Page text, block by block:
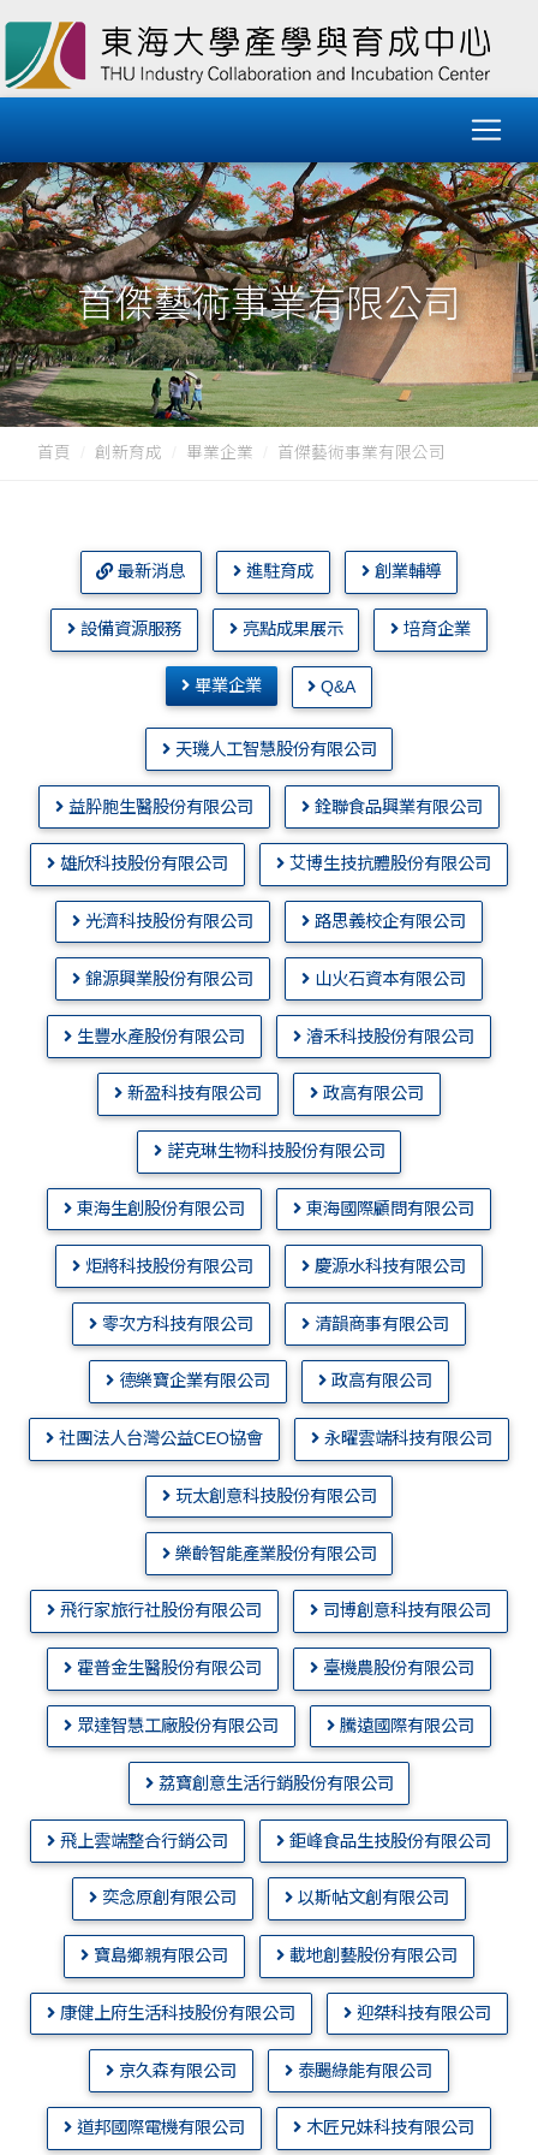
首傑藝術事業有限公司
首頁 創新育成 畢業企業 首傑藝術事業有限公司
最新消息 進駐育成 創業輔導
設備資源服務 亮點成果展示 培育企業
畢業企業 Q&A
天璣人工智慧股份有限公司
益肸胞生醫股份有限公司 銓聯食品興業有限公司
雄欣科技股份有限公司 艾博生技抗體股份有限公司
光濟科技股份有限公司 路思義校企有限公司
錦源興業股份有限公司 山火石資本有限公司
生豐水產股份有限公司 濬禾科技股份有限公司
新盈科技有限公司 政高有限公司
諾克琳生物科技股份有限公司
東海生創股份有限公司 東海國際顧問有限公司
炬將科技股份有限公司 慶源水科技有限公司
零次方科技有限公司 清韻商事有限公司
德樂寶企業有限公司 政高有限公司
社團法人台灣公益CEO協會 永曜雲端科技有限公司
玩太創意科技股份有限公司
樂齡智能產業股份有限公司
飛行家旅行社股份有限公司 司博創意科技有限公司
霍普金生醫股份有限公司 臺機農股份有限公司
眾達智慧工廠股份有限公司 騰遠國際有限公司
荔寶創意生活行銷股份有限公司
飛上雲端整合行銷公司 鉅峰食品生技股份有限公司
奕念原創有限公司 以斯帖文創有限公司
寶島鄉親有限公司 載地創藝股份有限公司
康健上府生活科技股份有限公司 迎桀科技有限公司
京久森有限公司 泰颺綠能有限公司
道邦國際電機有限公司 木匠兄妹科技有限公司